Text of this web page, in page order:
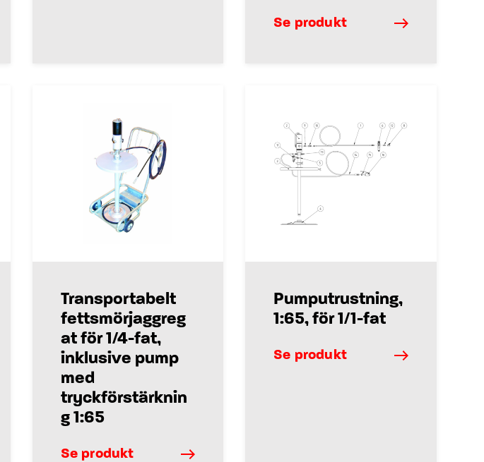
Se produkt
Transportabelt
fettsmörjaggreg
at för 1/4-fat,
inklusive pump
med
tryckförstärknin
g 1:65
Se produkt
Pumputrustning,
1:65, för 1/1-fat
Se produkt